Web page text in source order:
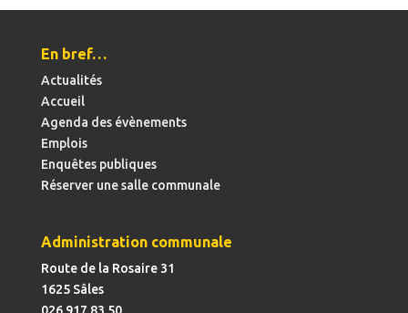
En bref…
Actualités
Accueil
Agenda des évènements
Emplois
Enquêtes publiques
Réserver une salle communale
Administration communale
Route de la Rosaire 31
1625 Sâles
026 917 83 50